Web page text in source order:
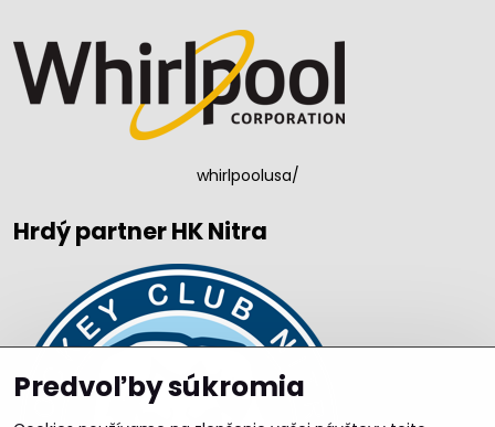
whirlpoolusa/
Hrdý partner HK Nitra
Predvoľby súkromia